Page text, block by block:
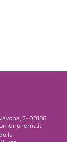
2- 00186
la